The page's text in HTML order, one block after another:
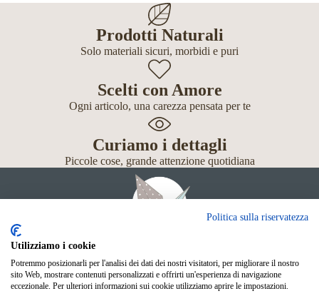
Prodotti Naturali
Solo materiali sicuri, morbidi e puri
Scelti con Amore
Ogni articolo, una carezza pensata per te
Curiamo i dettagli
Piccole cose, grande attenzione quotidiana
Giochi
Neonato
Politica sulla riservatezza
Utilizziamo i cookie
Potremmo posizionarli per l'analisi dei dati dei nostri visitatori, per migliorare il nostro
sito Web, mostrare contenuti personalizzati e offrirti un'esperienza di navigazione
eccezionale. Per ulteriori informazioni sui cookie utilizziamo aprire le impostazioni.